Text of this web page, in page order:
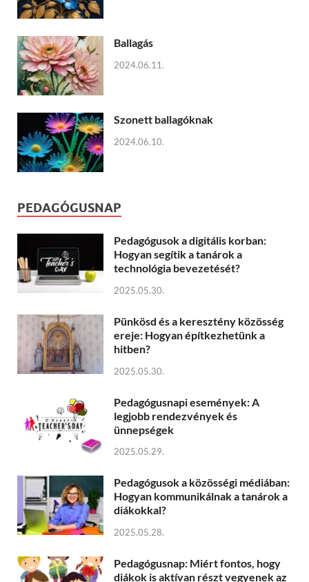
Ballagás
2024.06.11.
Szonett ballagóknak
2024.06.10.
PEDAGÓGUSNAP
Pedagógusok a digitális korban:
Hogyan segítik a tanárok a
technológia bevezetését?
2025.05.30.
Pünkösd és a keresztény közösség
ereje: Hogyan építkezhetünk a
hitben?
2025.05.30.
Pedagógusnapi események: A
legjobb rendezvények és
ünnepségek
2025.05.29.
Pedagógusok a közösségi médiában:
Hogyan kommunikálnak a tanárok a
diákokkal?
2025.05.28.
Pedagógusnap: Miért fontos, hogy
diákok is aktívan részt vegyenek az